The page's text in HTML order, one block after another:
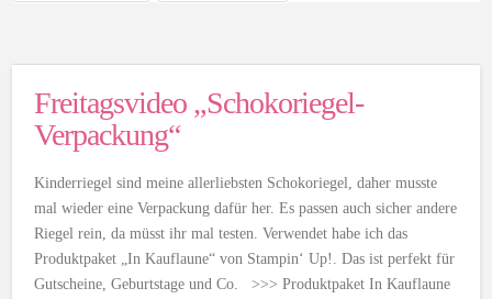
Freitagsvideo „Schokoriegel-
Verpackung“
Kinderriegel sind meine allerliebsten Schokoriegel, daher musste
mal wieder eine Verpackung dafür her. Es passen auch sicher andere
Riegel rein, da müsst ihr mal testen. Verwendet habe ich das
Produktpaket „In Kauflaune“ von Stampin‘ Up!. Das ist perfekt für
Gutscheine, Geburtstage und Co. >>> Produktpaket In Kauflaune